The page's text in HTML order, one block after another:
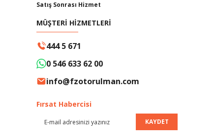
Satış Sonrası Hizmet
MÜŞTERİ HİZMETLERİ
444 5 671
0 546 633 62 00
info@fzotorulman.com
Fırsat Habercisi
KAYDET